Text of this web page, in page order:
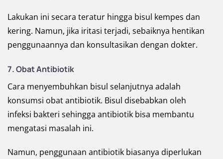
Lakukan ini secara teratur hingga bisul kempes dan
kering. Namun, jika iritasi terjadi, sebaiknya hentikan
penggunaannya dan konsultasikan dengan dokter.
7. Obat Antibiotik
Cara menyembuhkan bisul selanjutnya adalah
konsumsi obat antibiotik. Bisul disebabkan oleh
infeksi bakteri sehingga antibiotik bisa membantu
mengatasi masalah ini.
Namun, penggunaan antibiotik biasanya diperlukan